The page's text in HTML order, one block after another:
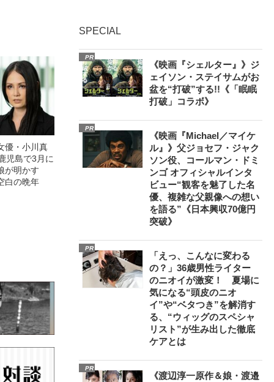
優・小川真
児島で3月に
が明かす
白の晩年
SPECIAL
PR
《映画『シェルター』》ジ
ェイソン・ステイサムがお
盆を“打破”する!!《「眠眠
打破」コラボ》
PR
《映画『Michael／マイケ
ル』》父ジョセフ・ジャク
ソン役、コールマン・ドミ
ンゴ オフィシャルインタ
ビュー“観客を魅了した名
優、複雑な父親像への想い
を語る”《日本興収70億円
突破》
PR
「えっ、こんなに変わる
の？」36歳男性ライター
のニオイが激変！ 夏場に
気になる“頭皮のニオ
イ”や“ベタつき”を解消す
る、“ウィッグのスペシャ
リスト”が生み出した徹底
ケアとは
PR
《渡辺淳一原作＆娘・渡邉